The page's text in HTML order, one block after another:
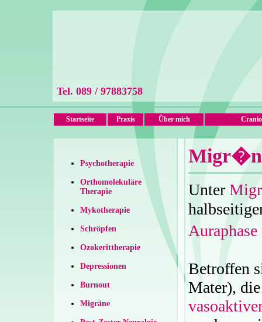
Tel. 089 / 97883758
Startseite Praxis Über mich
Psychotherapie
Orthomolekuläre
Therapie
Mykotherapie
Schröpfen
Ozokerittherapie
Depressionen
Burnout
Migräne
Unter
Auraphase
Betroffen
Mater),